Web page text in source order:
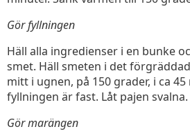
Gör fyllningen
Häll alla ingredienser i en bunke
smet. Häll smeten i det
mitt i ugnen, på 150 grader, i ca
fyllningen är fast. Låt pajen svalna.
Gör marängen